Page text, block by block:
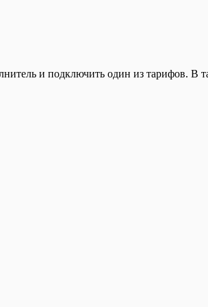
и подключить один из тарифов. В